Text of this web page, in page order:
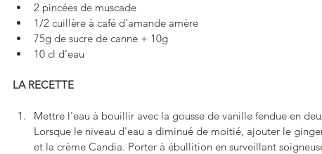
2 pincées de muscade
1/2 cuillère à café d'amande amère
75g de sucre de canne + 10g
10 cl d'eau
LA RECETTE
Mettre l'eau à bouillir avec la gousse de vanille fendue en
Lorsque le niveau d'eau a diminué de moitié, ajouter le
et la crème Candia. Porter à ébullition en surveillant